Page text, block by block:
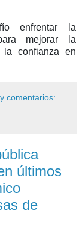
enfrentar la
mejorar la
la confianza en
comentarios:
últimos
de